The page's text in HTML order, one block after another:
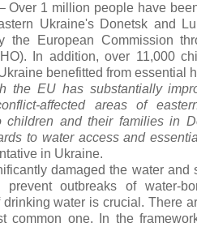
Over 1 million people have
Ukraine's Donetsk and
the European Commission
In addition, over 11,000
benefitted from essential
the EU has substantially
affected areas of
children and their families in
to water access and
in Ukraine.
damaged the water and
outbreaks of water-
water is crucial. There
common one. In the